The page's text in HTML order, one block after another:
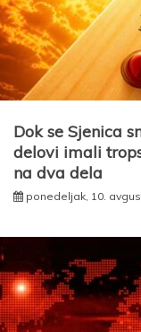
Dok se Sjenica
delovi imali
na dva dela
ponedeljak, 10.